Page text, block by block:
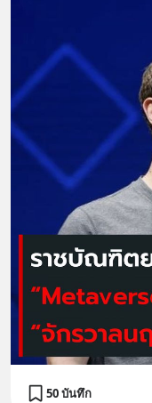
50 บันทึก